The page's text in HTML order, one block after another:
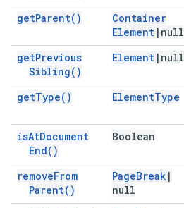
getParent( )
Container
Element | null
getPrevious
Sibling( )
Element | null
getType( ) ElementType
isAtDocument
End( )
Boolean
removeFrom
Parent( )
PageBreak |
null